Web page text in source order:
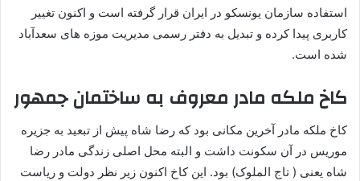
استفاده سازمان یونسکو در ایران قرار گرفته است و اکنون تغییر
کاربری پیدا کرده و تبدیل به دفتر رسمی مدیریت موزه های سعدآباد
شده است.
کاخ ملکه مادر معروف به ساختمان جمهور
کاخ ملکه مادر آخرین مکانی بود که رضا شاه پیش از تبعید به جزیره
موریس در آن سکونت داشت و البته محل اصلی زندگی مادر رضا
شاه یعنی ( تاج الملوک) بود. این کاخ اکنون زیر نظر دولت و ریاست